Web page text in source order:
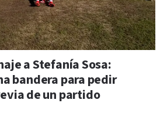
a Stefanía Sosa:
bandera para pedir
de un partido